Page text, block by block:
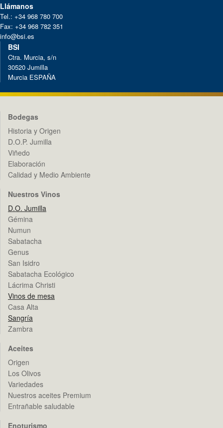
Llámanos
Tel.: +34 968 780 700
Fax: +34 968 782 351
info@bsi.es
BSI
Ctra. Murcia, s/n
30520 Jumilla
Murcia ESPAÑA
Bodegas
Historia y Origen
D.O.P. Jumilla
Viñedo
Elaboración
Calidad y Medio Ambiente
Nuestros Vinos
D.O. Jumilla
Gémina
Numun
Sabatacha
Genus
San Isidro
Sabatacha Ecológico
Lácrima Christi
Vinos de mesa
Casa Alta
Sangría
Zambra
Aceites
Origen
Los Olivos
Variedades
Nuestros aceites Premium
Entrañable saludable
Enoturismo